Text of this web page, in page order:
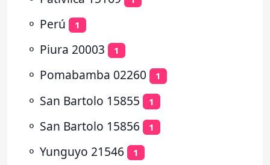
⚬ Perú 1
⚬ Piura 20003 1
⚬ Pomabamba 02260 1
⚬ San Bartolo 15855 1
⚬ San Bartolo 15856 1
⚬ Yunguyo 21546 1